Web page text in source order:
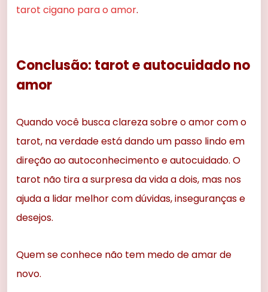
tarot cigano para o amor.
Conclusão: tarot e autocuidado no
amor
Quando você busca clareza sobre o amor com o
tarot, na verdade está dando um passo lindo em
direção ao autoconhecimento e autocuidado. O
tarot não tira a surpresa da vida a dois, mas nos
ajuda a lidar melhor com dúvidas, inseguranças e
desejos.
Quem se conhece não tem medo de amar de
novo.